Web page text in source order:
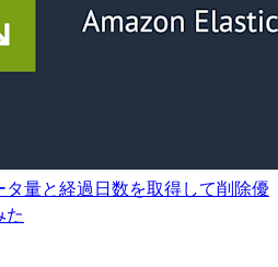
量と経過日数を取得して削除優
た